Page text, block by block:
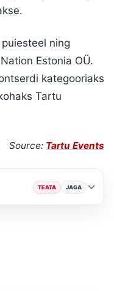
ning
Estonia OÜ.
kategooriaks
Tartu
Source: Tartu Events
TEATA JAGA